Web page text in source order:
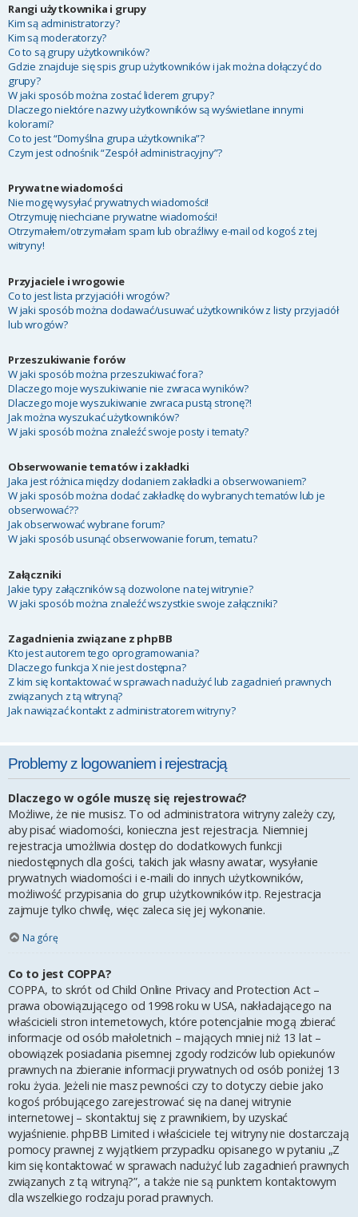
Rangi użytkownika i grupy
Kim są administratorzy?
Kim są moderatorzy?
Co to są grupy użytkowników?
Gdzie znajduje się spis grup użytkowników i jak można dołączyć do
grupy?
W jaki sposób można zostać liderem grupy?
Dlaczego niektóre nazwy użytkowników są wyświetlane innymi
kolorami?
Co to jest “Domyślna grupa użytkownika”?
Czym jest odnośnik “Zespół administracyjny”?
Prywatne wiadomości
Nie mogę wysyłać prywatnych wiadomości!
Otrzymuję niechciane prywatne wiadomości!
Otrzymałem/otrzymałam spam lub obraźliwy e-mail od kogoś z tej
witryny!
Przyjaciele i wrogowie
Co to jest lista przyjaciół i wrogów?
W jaki sposób można dodawać/usuwać użytkowników z listy przyjaciół
lub wrogów?
Przeszukiwanie forów
W jaki sposób można przeszukiwać fora?
Dlaczego moje wyszukiwanie nie zwraca wyników?
Dlaczego moje wyszukiwanie zwraca pustą stronę?!
Jak można wyszukać użytkowników?
W jaki sposób można znaleźć swoje posty i tematy?
Obserwowanie tematów i zakładki
Jaka jest różnica między dodaniem zakładki a obserwowaniem?
W jaki sposób można dodać zakładkę do wybranych tematów lub je
obserwować??
Jak obserwować wybrane forum?
W jaki sposób usunąć obserwowanie forum, tematu?
Załączniki
Jakie typy załączników są dozwolone na tej witrynie?
W jaki sposób można znaleźć wszystkie swoje załączniki?
Zagadnienia związane z phpBB
Kto jest autorem tego oprogramowania?
Dlaczego funkcja X nie jest dostępna?
Z kim się kontaktować w sprawach nadużyć lub zagadnień prawnych
związanych z tą witryną?
Jak nawiązać kontakt z administratorem witryny?
Problemy z logowaniem i rejestracją
Dlaczego w ogóle muszę się rejestrować?
Możliwe, że nie musisz. To od administratora witryny zależy czy,
aby pisać wiadomości, konieczna jest rejestracja. Niemniej
rejestracja umożliwia dostęp do dodatkowych funkcji
niedostępnych dla gości, takich jak własny awatar, wysyłanie
prywatnych wiadomości i e-maili do innych użytkowników,
możliwość przypisania do grup użytkowników itp. Rejestracja
zajmuje tylko chwilę, więc zaleca się jej wykonanie.
Na górę
Co to jest COPPA?
COPPA, to skrót od Child Online Privacy and Protection Act –
prawa obowiązującego od 1998 roku w USA, nakładającego na
właścicieli stron internetowych, które potencjalnie mogą zbierać
informacje od osób małoletnich – mających mniej niż 13 lat –
obowiązek posiadania pisemnej zgody rodziców lub opiekunów
prawnych na zbieranie informacji prywatnych od osób poniżej 13
roku życia. Jeżeli nie masz pewności czy to dotyczy ciebie jako
kogoś próbującego zarejestrować się na danej witrynie
internetowej – skontaktuj się z prawnikiem, by uzyskać
wyjaśnienie. phpBB Limited i właściciele tej witryny nie dostarczają
pomocy prawnej z wyjątkiem przypadku opisanego w pytaniu „Z
kim się kontaktować w sprawach nadużyć lub zagadnień prawnych
związanych z tą witryną?”, a także nie są punktem kontaktowym
dla wszelkiego rodzaju porad prawnych.